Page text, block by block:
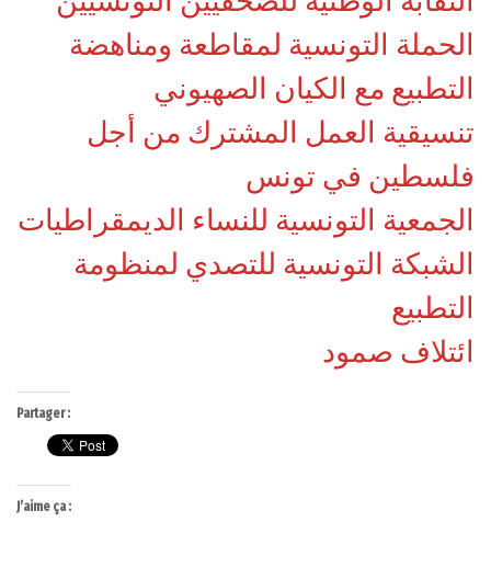
الحملة التونسية لمقاطعة ومناهضة
التطبيع مع الكيان الصهيوني
تنسيقية العمل المشترك من أجل
فلسطين في تونس
الجمعية التونسية للنساء الديمقراطيات
الشبكة التونسية للتصدي لمنظومة
التطبيع
ائتلاف صمود
Partager :
J’aime ça :